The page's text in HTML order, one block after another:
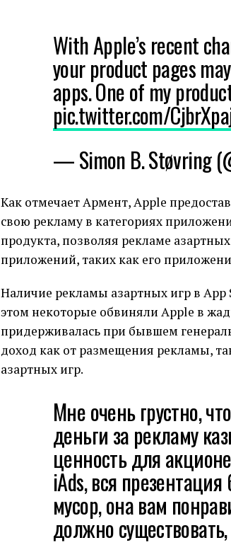
With Apple’s recent
your product pages
apps. One of my
pic.twitter.com/
— Simon B. Støvring
Как отмечает Армент, Apple
свою рекламу в категориях
продукта, позволяя рекламе
приложений, таких как его
Наличие рекламы азартных игр в
этом некоторые обвиняли Apple в
придерживалась при бывшем
доход как от размещения рекламы,
азартных игр.
Мне очень грустно,
деньги за рекламу
ценность для
iAds, вся
мусор, она вам
должно